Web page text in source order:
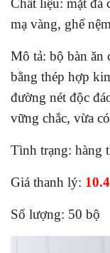
mạ vàng, ghế
Mô tả: bộ bàn ăn
bằng thép hợp
đường nét độc
vững chắc, vừa
Tình trạng: hàng
Giá thanh lý:
Số lượng: 50 bộ